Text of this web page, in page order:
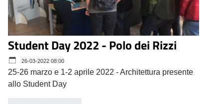
Student Day 2022 - Polo dei Rizzi
26-03-2022 08:00
25-26 marzo e 1-2 aprile 2022 - Architettura presente
allo Student Day